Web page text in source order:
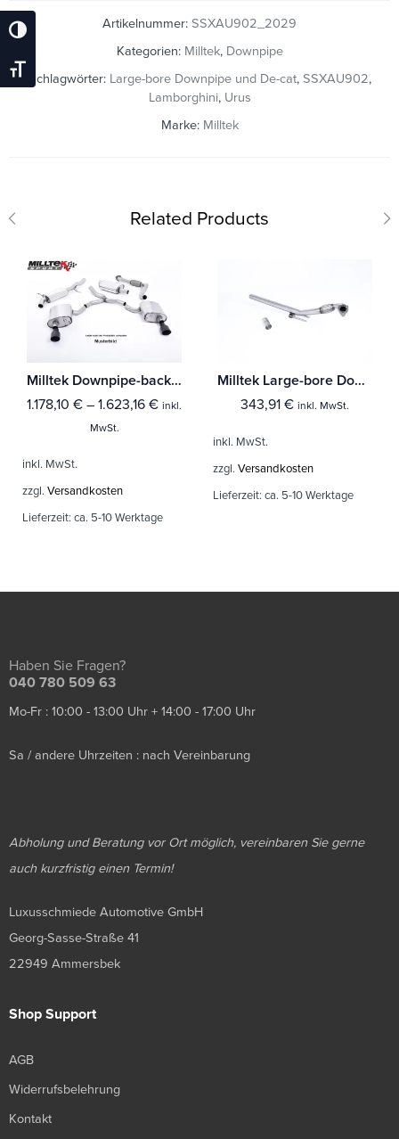
Umschalten Auf Hohe Kontraste
Schrift Vergrößern
Artikelnummer: SSXAU902_2029
Kategorien: Milltek, Downpipe
Schlagwörter: Large-bore Downpipe und De-cat, SSXAU902,
Lamborghini, Urus
Marke: Milltek
Related Products
Milltek Downpipe-back Audi Coupe UR quattro 20v Turbo
1.178,10 € – 1.623,16 € inkl.
MwSt.
inkl. MwSt.
zzgl. Versandkosten
Lieferzeit: ca. 5-10 Werktage
Milltek Large-bore Downpipe Audi A3 1.9 TDI 90 / 100 / 110 / 130 PS
343,91 € inkl. MwSt.
inkl. MwSt.
zzgl. Versandkosten
Lieferzeit: ca. 5-10 Werktage
Haben Sie Fragen?
040 780 509 63
Mo-Fr : 10:00 - 13:00 Uhr + 14:00 - 17:00 Uhr
Sa / andere Uhrzeiten : nach Vereinbarung
Abholung und Beratung vor Ort möglich, vereinbaren Sie gerne
auch kurzfristig einen Termin!
Luxusschmiede Automotive GmbH
Georg-Sasse-Straße 41
22949 Ammersbek
Shop Support
AGB
Widerrufsbelehrung
Kontakt